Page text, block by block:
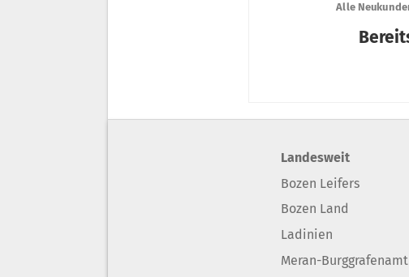
Landesweit
Bozen Leifers
Bozen Land
Ladinien
Meran-Burggrafenamt